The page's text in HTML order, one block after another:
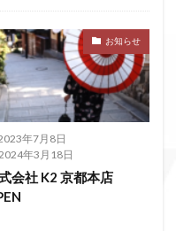
お知らせ
年7月8日
年3月18日
会社 K2 京都本店